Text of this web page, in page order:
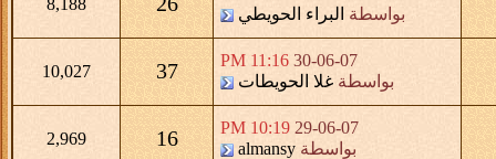
بواسطة البراء الحويطي
30-06-07
11:16 PM
بواسطة غلا الحويطات 37
10,027
29-06-07
10:19 PM
بواسطة almansy
16
2,969